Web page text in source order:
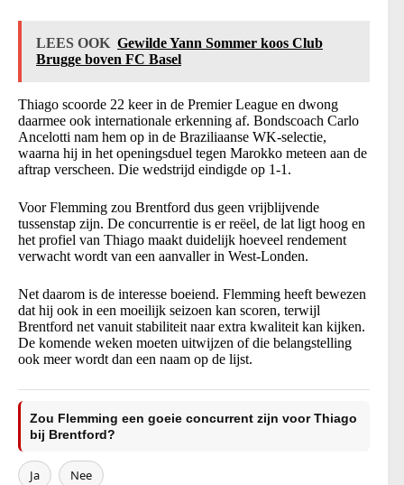
LEES OOK Gewilde Yann Sommer koos Club
Brugge boven FC Basel
Thiago scoorde 22 keer in de Premier League en dwong
daarmee ook internationale erkenning af. Bondscoach Carlo
Ancelotti nam hem op in de Braziliaanse WK-selectie,
waarna hij in het openingsduel tegen Marokko meteen aan de
aftrap verscheen. Die wedstrijd eindigde op 1-1.
Voor Flemming zou Brentford dus geen vrijblijvende
tussenstap zijn. De concurrentie is er reëel, de lat ligt hoog en
het profiel van Thiago maakt duidelijk hoeveel rendement
verwacht wordt van een aanvaller in West-Londen.
Net daarom is de interesse boeiend. Flemming heeft bewezen
dat hij ook in een moeilijk seizoen kan scoren, terwijl
Brentford net vanuit stabiliteit naar extra kwaliteit kan kijken.
De komende weken moeten uitwijzen of die belangstelling
ook meer wordt dan een naam op de lijst.
Zou Flemming een goeie concurrent zijn voor Thiago
bij Brentford?
Ja Nee